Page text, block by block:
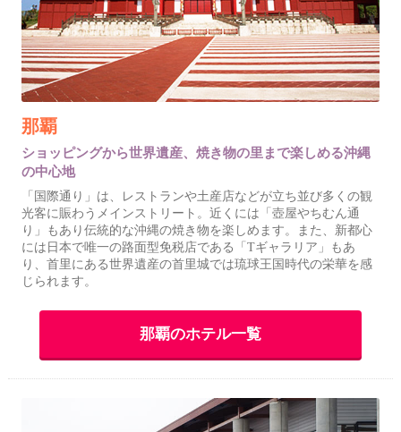
那覇
ショッピングから世界遺産、焼き物の里まで楽しめる沖縄
の中心地
「国際通り」は、レストランや土産店などが立ち並び多くの観
光客に賑わうメインストリート。近くには「壺屋やちむん通
り」もあり伝統的な沖縄の焼き物を楽しめます。また、新都心
には日本で唯一の路面型免税店である「Tギャラリア」もあ
り、首里にある世界遺産の首里城では琉球王国時代の栄華を感
じられます。
那覇のホテル一覧